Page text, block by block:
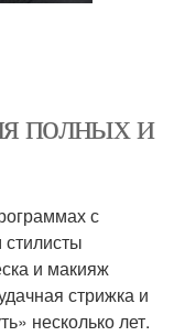
полных и
с
и макияж
стрижка и
несколько лет.